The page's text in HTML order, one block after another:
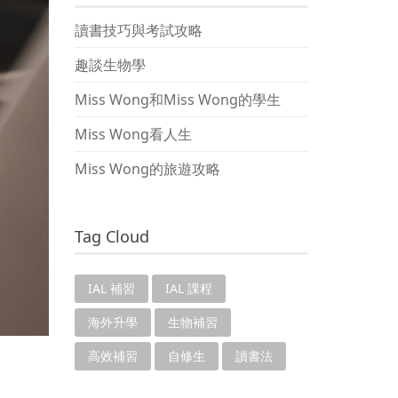
讀書技巧與考試攻略
趣談生物學
Miss Wong和Miss Wong的學生
Miss Wong看人生
Miss Wong的旅遊攻略
Tag Cloud
IAL 補習
IAL 課程
海外升學
生物補習
高效補習
自修生 讀書法